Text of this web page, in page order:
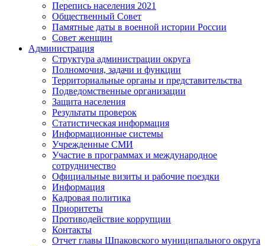
Перепись населения 2021
Общественный Совет
Памятные даты в военной истории России
Совет женщин
Администрация
Структура администрации округа
Полномочия, задачи и функции
Территориальные органы и представительства
Подведомственные организации
Защита населения
Результаты проверок
Статистическая информация
Информационные системы
Учрежденные СМИ
Участие в программах и международное
сотрудничество
Официальные визиты и рабочие поездки
Информация
Кадровая политика
Приоритеты
Противодействие коррупции
Контакты
Отчет главы Шпаковского муниципального округа